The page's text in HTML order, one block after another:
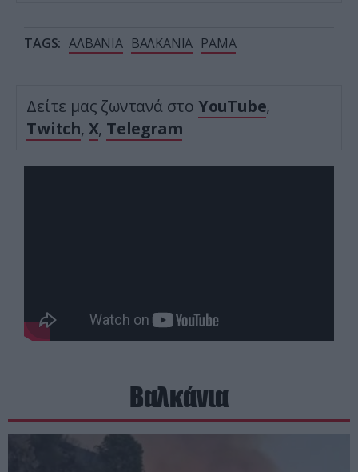
TAGS: ΑΛΒΑΝΙΑ ΒΑΛΚΑΝΙΑ ΡΑΜΑ
Δείτε μας ζωντανά στο YouTube,
Twitch, X, Telegram
Βαλκάνια